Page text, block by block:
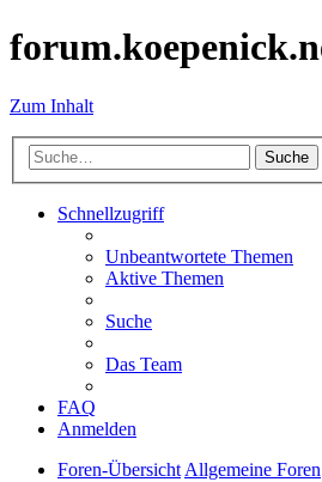
Zum Inhalt
Suche
Schnellzugriff
Unbeantwortete Themen
Aktive Themen
Suche
Das Team
FAQ
Anmelden
Foren-ÜbersichtAllgemeine Foren